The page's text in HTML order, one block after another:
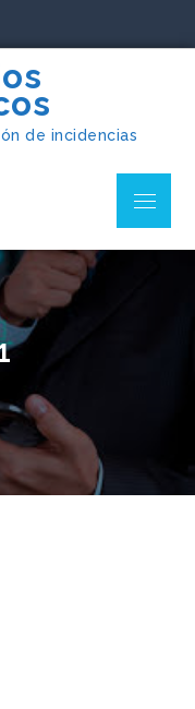
de incidencias
Menu